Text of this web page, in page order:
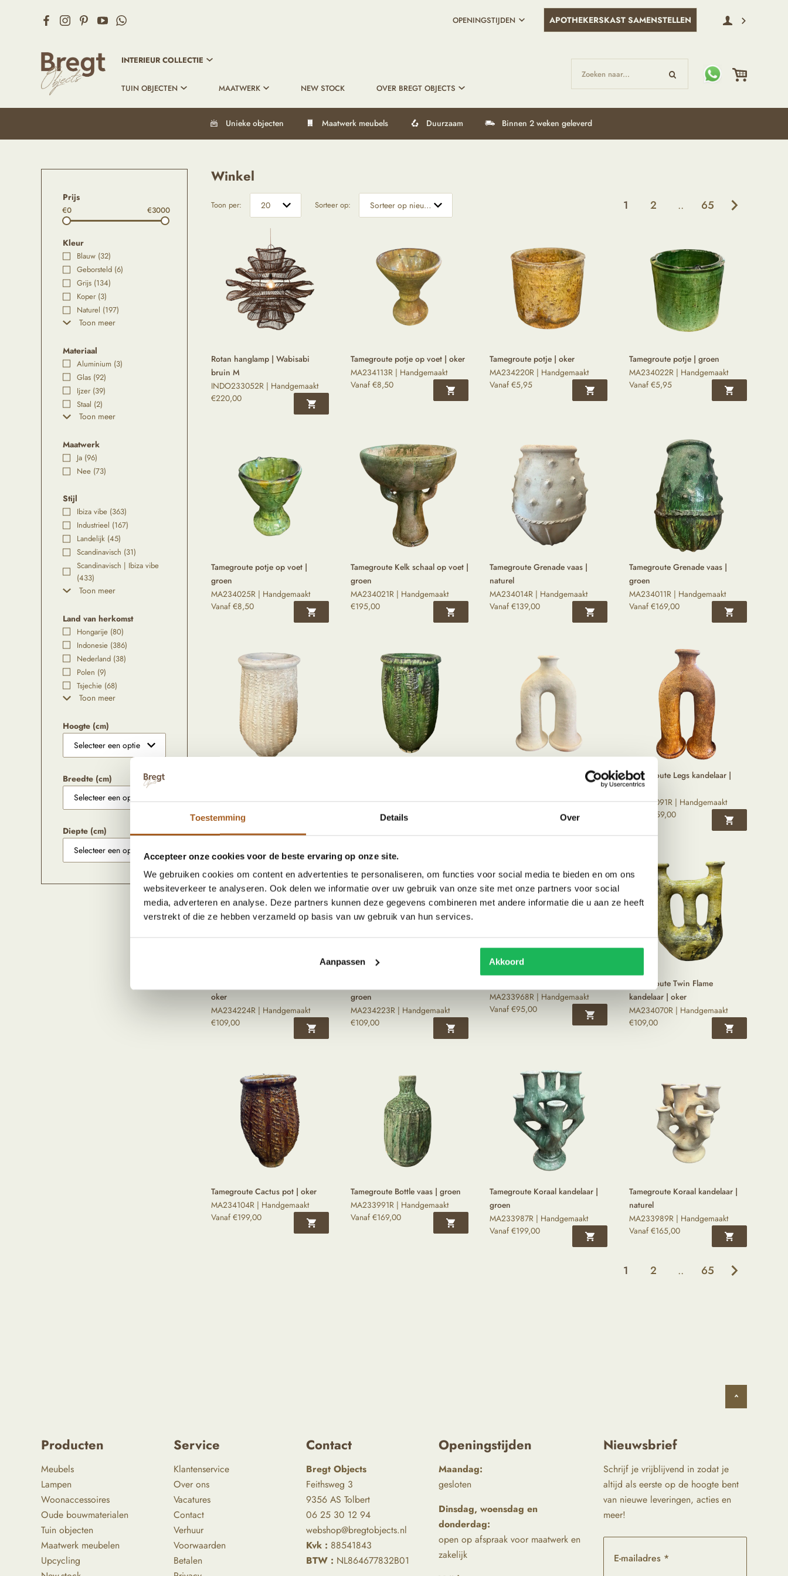
Toestemming Details Over
Accepteer onze cookies voor de beste ervaring op onze site.
We gebruiken cookies om content en advertenties te personaliseren, om functies voor social media te bieden en om ons
websiteverkeer te analyseren. Ook delen we informatie over uw gebruik van onze site met onze partners voor social
media, adverteren en analyse. Deze partners kunnen deze gegevens combineren met andere informatie die u aan ze heeft
verstrekt of die ze hebben verzameld op basis van uw gebruik van hun services.
Aanpassen Akkoord
OPENINGSTIJDEN APOTHEKERSKAST SAMENSTELLEN
INTERIEUR COLLECTIE
TUIN OBJECTEN MAATWERK NEW STOCK OVER BREGT OBJECTS
Zoeken naar...
Unieke objecten Maatwerk meubels Duurzaam Binnen 2 weken geleverd
Prijs
€0 €3000
Kleur
Blauw (32)
Geborsteld (6)
Grijs (134)
Koper (3)
Naturel (197)
Toon meer
Materiaal
Aluminium (3)
Glas (92)
Ijzer (39)
Staal (2)
Toon meer
Maatwerk
Ja (96)
Nee (73)
Stijl
Ibiza vibe (363)
Industrieel (167)
Landelijk (45)
Scandinavisch (31)
Scandinavisch | Ibiza vibe
(433)
Toon meer
Land van herkomst
Hongarije (80)
Indonesie (386)
Nederland (38)
Polen (9)
Tsjechie (68)
Toon meer
Hoogte (cm)
Breedte (cm)
Diepte (cm)
Winkel
Toon per: Sorteer op: 1 2 .. 65
Rotan hanglamp | Wabisabi
bruin M
INDO233052R | Handgemaakt
€220,00
Tamegroute potje op voet | oker
MA234113R | Handgemaakt
Vanaf €8,50
Tamegroute potje | oker
MA234220R | Handgemaakt
Vanaf €5,95
Tamegroute potje | groen
MA234022R | Handgemaakt
Vanaf €5,95
Tamegroute potje op voet |
groen
MA234025R | Handgemaakt
Vanaf €8,50
Tamegroute Kelk schaal op voet |
groen
MA234021R | Handgemaakt
€195,00
Tamegroute Grenade vaas |
naturel
MA234014R | Handgemaakt
Vanaf €139,00
Tamegroute Grenade vaas |
groen
MA234011R | Handgemaakt
Vanaf €169,00
Vanaf€165,00
Vanaf€199,00
Tamegroute Legs kandelaar |
MA233983R | Handgemaakt
Tamegroute Legs kandelaar |
oker
MA234091R | Handgemaakt
59,00
oker
MA234224R | Handgemaakt
€109,00
groen
MA234223R | Handgemaakt
€109,00
MA233968R | Handgemaakt
Vanaf €95,00
Tamegroute Twin Flame
kandelaar | oker
MA234070R | Handgemaakt
€109,00
Tamegroute Cactus pot | oker
MA234104R | Handgemaakt
Vanaf €199,00
Tamegroute Bottle vaas | groen
MA233991R | Handgemaakt
Vanaf €169,00
Tamegroute Koraal kandelaar |
groen
MA233987R | Handgemaakt
Vanaf €199,00
Tamegroute Koraal kandelaar |
naturel
MA233989R | Handgemaakt
Vanaf €165,00
1 2 .. 65
^
Producten
Meubels
Lampen
Woonaccessoires
Oude bouwmaterialen
Tuin objecten
Maatwerk meubelen
Upcycling
Service
Klantenservice
Over ons
Vacatures
Contact
Verhuur
Voorwaarden
Betalen
Contact
Bregt Objects
Feithsweg 3
9356 AS Tolbert
06 25 30 12 94
webshop@bregtobjects.nl
Kvk : 88541843
BTW : NL864677832B01
Openingstijden
Maandag:
gesloten
Dinsdag, woensdag en
donderdag:
open op afspraak voor maatwerk en
zakelijk
Nieuwsbrief
Schrijf je vrijblijvend in zodat je
altijd als eerste op de hoogte bent
van nieuwe leveringen, acties en
meer!
E-mailadres *